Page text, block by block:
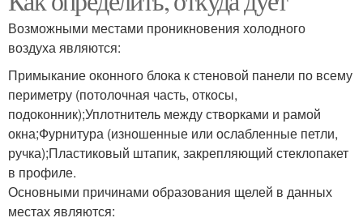
Возможными местами проникновения холодного
воздуха являются:
Примыкание оконного блока к стеновой панели по всему
периметру (потолочная часть, откосы,
подоконник);Уплотнитель между створками и рамой
окна;Фурнитура (изношенные или ослабленные петли,
ручка);Пластиковый штапик, закрепляющий стеклопакет
в профиле.
Основными причинами образования щелей в данных
местах являются: